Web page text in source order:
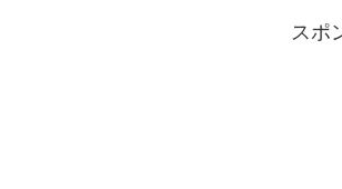
スポ